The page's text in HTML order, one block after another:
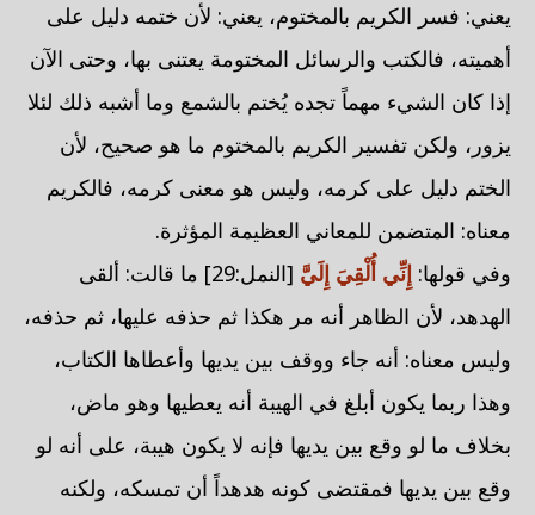
يعني: فسر الكريم بالمختوم، يعني: لأن ختمه دليل على
أهميته، فالكتب والرسائل المختومة يعتنى بها، وحتى الآن
إذا كان الشيء مهماً تجده يُختم بالشمع وما أشبه ذلك لئلا
يزور، ولكن تفسير الكريم بالمختوم ما هو صحيح، لأن
الختم دليل على كرمه، وليس هو معنى كرمه، فالكريم
معناه: المتضمن للمعاني العظيمة المؤثرة.
وفي قولها: إِنِّي أُلْقِيَ إِلَيَّ
[النمل:29] ما قالت: ألقى
الهدهد، لأن الظاهر أنه مر هكذا ثم حذفه عليها، ثم حذفه،
وليس معناه: أنه جاء ووقف بين يديها وأعطاها الكتاب،
وهذا ربما يكون أبلغ في الهيبة أنه يعطيها وهو ماض،
بخلاف ما لو وقع بين يديها فإنه لا يكون هيبة، على أنه لو
وقع بين يديها فمقتضى كونه هدهداً أن تمسكه، ولكنه